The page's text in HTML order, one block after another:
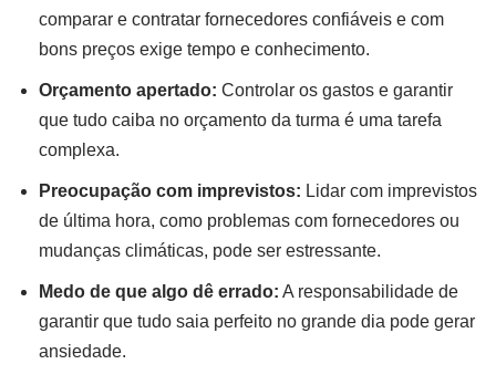
comparar e contratar fornecedores confiáveis e com
bons preços exige tempo e conhecimento.
Orçamento apertado: Controlar os gastos e garantir
que tudo caiba no orçamento da turma é uma tarefa
complexa.
Preocupação com imprevistos: Lidar com imprevistos
de última hora, como problemas com fornecedores ou
mudanças climáticas, pode ser estressante.
Medo de que algo dê errado: A responsabilidade de
garantir que tudo saia perfeito no grande dia pode gerar
ansiedade.